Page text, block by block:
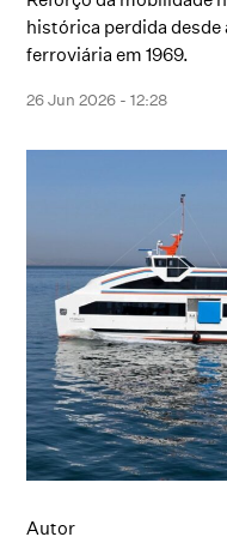
histórica perdida
ferroviária em 1969.
26 Jun 2026 - 12:28
Autor